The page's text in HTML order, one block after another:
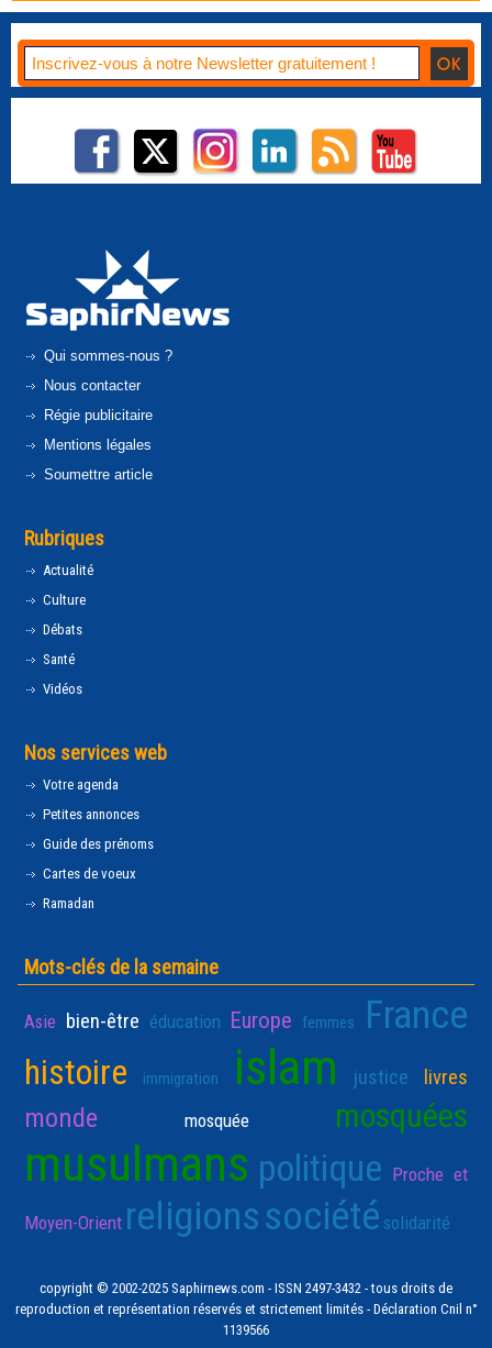
Qui sommes-nous ?
Nous contacter
Régie publicitaire
Mentions légales
Soumettre article
Rubriques
Actualité
Culture
Débats
Santé
Vidéos
Nos services web
Votre agenda
Petites annonces
Guide des prénoms
Cartes de voeux
Ramadan
Mots-clés de la semaine
Asie bien-être éducation Europe femmes France
histoire immigration islam justice livres
monde mosquée mosquées
musulmans politique Proche et
Moyen-Orient religionssociété solidarité
copyright © 2002-2025 Saphirnews.com - ISSN 2497-3432 - tous droits de
reproduction et représentation réservés et strictement limités - Déclaration Cnil n°
1139566